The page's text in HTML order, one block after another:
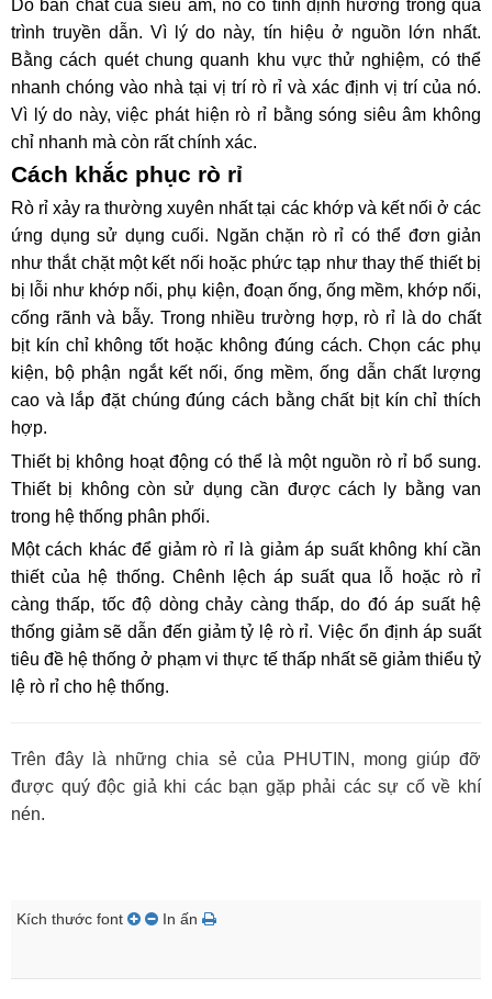
Do bản chất của siêu âm, nó có tính định hướng trong quá
trình truyền dẫn. Vì lý do này, tín hiệu ở nguồn lớn nhất.
Bằng cách quét chung quanh khu vực thử nghiệm, có thể
nhanh chóng vào nhà tại vị trí rò rỉ và xác định vị trí của nó.
Vì lý do này, việc phát hiện rò rỉ bằng sóng siêu âm không
chỉ nhanh mà còn rất chính xác.
Cách khắc phục rò rỉ
Rò rỉ xảy ra thường xuyên nhất tại các khớp và kết nối ở các
ứng dụng sử dụng cuối. Ngăn chặn rò rỉ có thể đơn giản
như thắt chặt một kết nối hoặc phức tạp như thay thế thiết bị
bị lỗi như khớp nối, phụ kiện, đoạn ống, ống mềm, khớp nối,
cống rãnh và bẫy. Trong nhiều trường hợp, rò rỉ là do chất
bịt kín chỉ không tốt hoặc không đúng cách. Chọn các phụ
kiện, bộ phận ngắt kết nối, ống mềm, ống dẫn chất lượng
cao và lắp đặt chúng đúng cách bằng chất bịt kín chỉ thích
hợp.
Thiết bị không hoạt động có thể là một nguồn rò rỉ bổ sung.
Thiết bị không còn sử dụng cần được cách ly bằng van
trong hệ thống phân phối.
Một cách khác để giảm rò rỉ là giảm áp suất không khí cần
thiết của hệ thống. Chênh lệch áp suất qua lỗ hoặc rò rỉ
càng thấp, tốc độ dòng chảy càng thấp, do đó áp suất hệ
thống giảm sẽ dẫn đến giảm tỷ lệ rò rỉ. Việc ổn định áp suất
tiêu đề hệ thống ở phạm vi thực tế thấp nhất sẽ giảm thiểu tỷ
lệ rò rỉ cho hệ thống.
Trên đây là những chia sẻ của PHUTIN, mong giúp đỡ
được quý độc giả khi các bạn gặp phải các sự cố về khí
nén.
Kích thước font In ấn